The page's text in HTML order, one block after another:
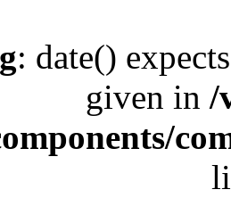
: date()
given in /